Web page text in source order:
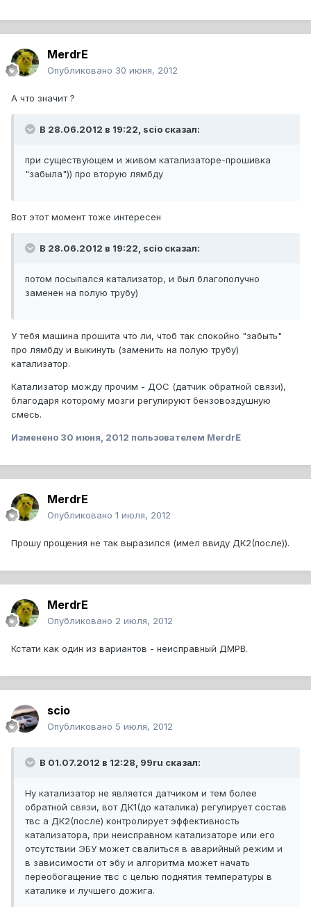
MerdrE
Опубликовано 30 июня, 2012
А что значит ?
В 28.06.2012 в 19:22, scio сказал:
при существующем и живом катализаторе-прошивка
"забыла")) про вторую лямбду
Вот этот момент тоже интересен
В 28.06.2012 в 19:22, scio сказал:
потом посыпался катализатор, и был благополучно
заменен на полую трубу)
У тебя машина прошита что ли, чтоб так спокойно "забыть"
про лямбду и выкинуть (заменить на полую трубу)
катализатор.
Катализатор можду прочим - ДОС (датчик обратной связи),
благодаря которому мозги регулируют бензовоздушную
смесь.
Изменено 30 июня, 2012 пользователем MerdrE
MerdrE
Опубликовано 1 июля, 2012
Прошу прощения не так выразился (имел ввиду ДК2(после)).
MerdrE
Опубликовано 2 июля, 2012
Кстати как один из вариантов - неисправный ДМРВ.
scio
Опубликовано 5 июля, 2012
В 01.07.2012 в 12:28, 99ru сказал:
Ну катализатор не является датчиком и тем более
обратной связи, вот ДК1(до каталика) регулирует состав
твс а ДК2(после) контролирует эффективность
катализатора, при неисправном катализаторе или его
отсутствии ЭБУ может свалиться в аварийный режим и
в зависимости от эбу и алгоритма может начать
переобогащение твс с целью поднятия температуры в
каталике и лучшего дожига.